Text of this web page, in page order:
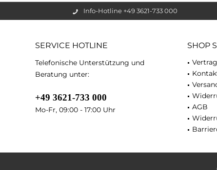
Info-Hotline +49 3621-733 000
SERVICE HOTLINE
Telefonische Unterstützung und
Beratung unter:
+49 3621-733 000
Mo-Fr, 09:00 - 17:00 Uhr
SHOP
AGB